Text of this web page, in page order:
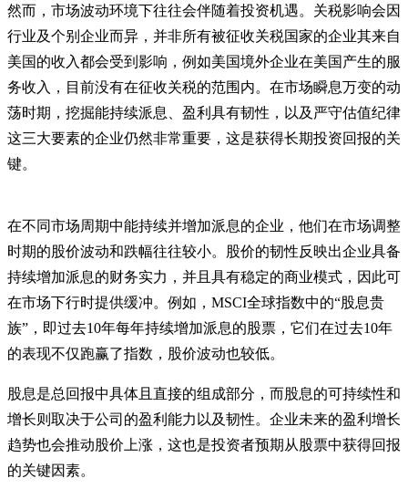
然而，市场波动环境下往往会伴随着投资机遇。关税影响会因
行业及个别企业而异，并非所有被征收关税国家的企业其来自
美国的收入都会受到影响，例如美国境外企业在美国产生的服
务收入，目前没有在征收关税的范围内。在市场瞬息万变的动
荡时期，挖掘能持续派息、盈利具有韧性，以及严守估值纪律
这三大要素的企业仍然非常重要，这是获得长期投资回报的关
键。
在不同市场周期中能持续并增加派息的企业，他们在市场调整
时期的股价波动和跌幅往往较小。股价的韧性反映出企业具备
持续增加派息的财务实力，并且具有稳定的商业模式，因此可
在市场下行时提供缓冲。例如，MSCI全球指数中的“股息贵
族”，即过去10年每年持续增加派息的股票，它们在过去10年
的表现不仅跑赢了指数，股价波动也较低。
股息是总回报中具体且直接的组成部分，而股息的可持续性和
增长则取决于公司的盈利能力以及韧性。企业未来的盈利增长
趋势也会推动股价上涨，这也是投资者预期从股票中获得回报
的关键因素。